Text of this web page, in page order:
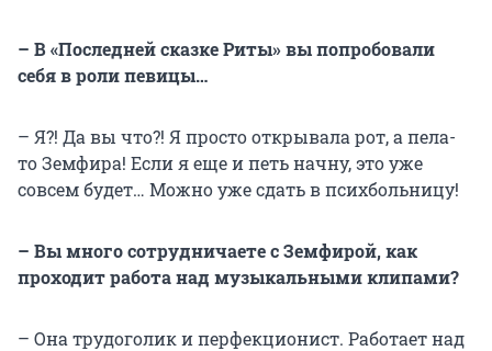
– В «Последней сказке Риты» вы попробовали
себя в роли певицы…
– Я?! Да вы что?! Я просто открывала рот, а пела-
то Земфира! Если я еще и петь начну, это уже
совсем будет… Можно уже сдать в психбольницу!
– Вы много сотрудничаете с Земфирой, как
проходит работа над музыкальными клипами?
– Она трудоголик и перфекционист. Работает над